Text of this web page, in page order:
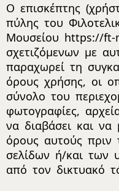
Ο επισκέπτης
πύλης του
Μουσείου https://ft-
σχετιζόμενων με
παραχωρεί τη
όρους χρήσης, οι
σύνολο του
φωτογραφίες,
να διαβάσει και να
όρους αυτούς
σελίδων ή/και των
από τον δικτυακό